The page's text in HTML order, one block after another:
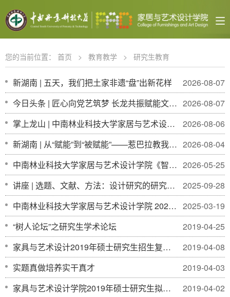
您的当前位置： 首页 > 教育教学 > 研究生教育
2026-08-07
新湖南 | 五天，我们把土家非遗“盘”出新花样
2026-08-07
今日头条 | 匠心向党艺筑梦 长龙共振赋能文旅 中南林业科技大学设计龙山惹巴拉行
2026-08-06
掌上龙山 | 中南林业科技大学家居与艺术设计学院到龙山惹巴拉开展“三下乡”实践活动
2026-08-04
新湖南 | 从“赋能”到“被赋能”——惹巴拉教我的三堂课
2026-05-25
中南林业科技大学家居与艺术设计学院《智慧场景设计课程》课程组赴马栏山​开展调研学习
2025-09-28
讲座 | 选题、文献、方法：设计研究的研究设计
2025-03-19
中南林业科技大学家居与艺术设计学院 2025 年硕士研究生招生复试与录取工作方案
2019-04-25
“树人论坛”之研究生学术论坛
2019-04-08
家具与艺术设计2019年硕士研究生招生复试与录取工作方案（第二次调剂）
2019-04-03
实题真做培养实干真才
2019-04-02
家具与艺术设计学院2019年硕士研究生拟录取结果公示